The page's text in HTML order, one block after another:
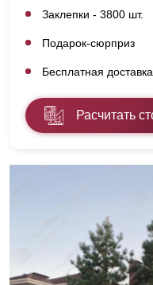
Заклепки - 3800 шт.
Подарок-сюрприз
Бесплатная
Расчитать